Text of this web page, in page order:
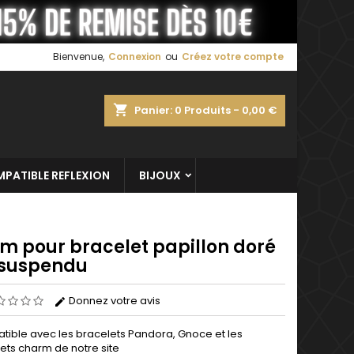
Bienvenue, Connexion ou Créez votre compte
shopping_cart Panier: 0 Produits - 0,00 €
REFLEXION BIJOUX
pour bracelet papillon doré
Donnez votre avis
avec les bracelets Pandora, Gnoce et les
charm de notre site